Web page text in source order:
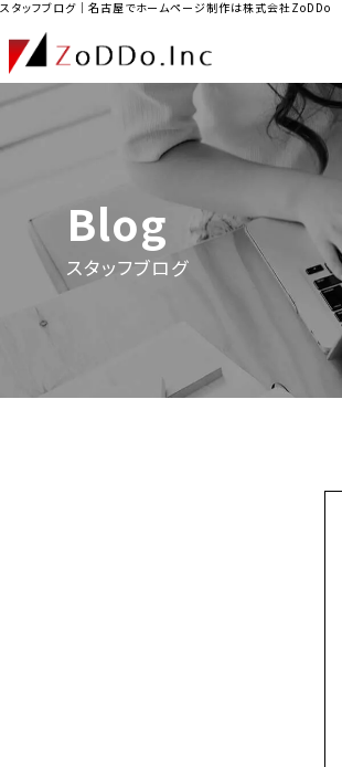
スタッフブログ｜名古屋でホームページ制作は株式会社ZoDDo
Blog
スタッフブログ